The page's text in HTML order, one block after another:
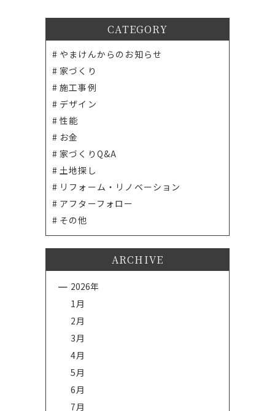
CATEGORY
やまけんからのお知らせ
家づくり
施工事例
デザイン
性能
お金
家づくりQ&A
土地探し
リフォーム・リノベーション
アフターフォロー
その他
ARCHIVE
2026年
1月
2月
3月
4月
5月
6月
7月